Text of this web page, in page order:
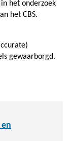
het onderzoek
het CBS.
gewaarborgd.